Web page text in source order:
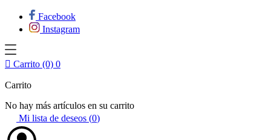
Facebook
Instagram
 Carrito (0) 0
Carrito
No hay más artículos en su carrito
Mi lista de deseos (0)